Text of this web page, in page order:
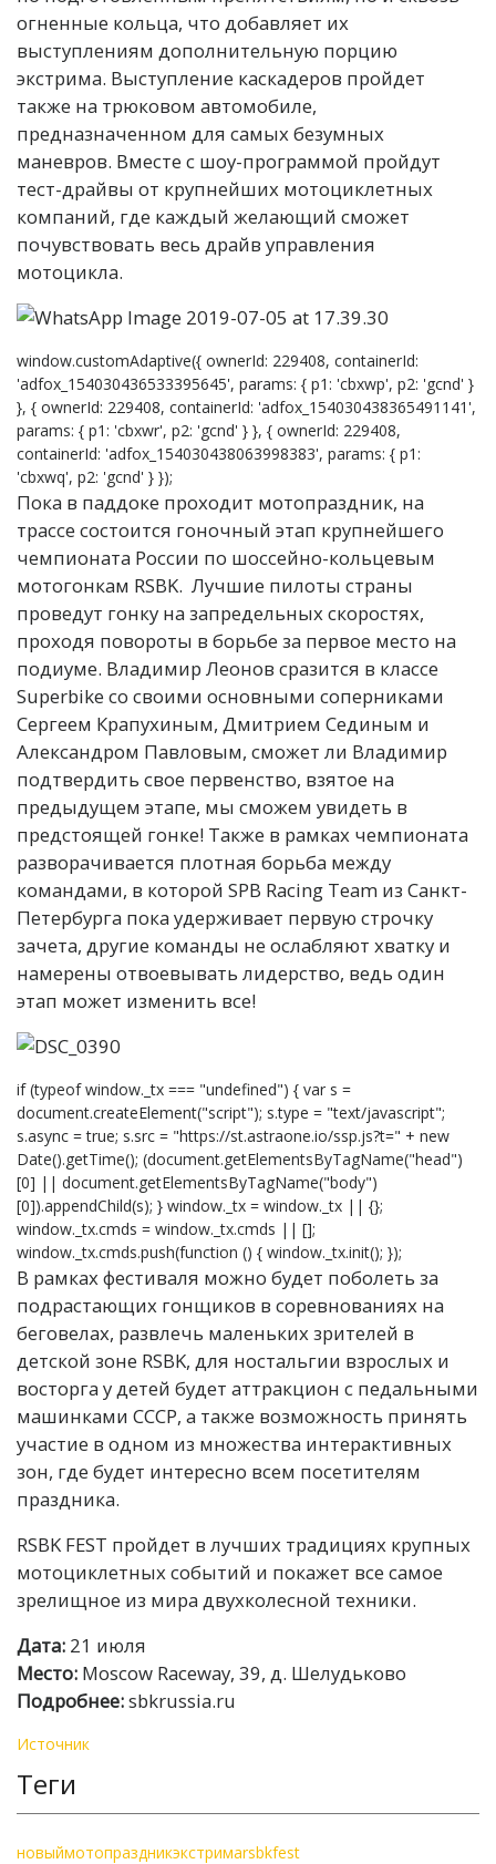
огненные кольца, что добавляет их
выступлениям дополнительную порцию
экстрима. Выступление каскадеров пройдет
также на трюковом автомобиле,
предназначенном для самых безумных
маневров. Вместе с шоу-программой пройдут
тест-драйвы от крупнейших мотоциклетных
компаний, где каждый желающий сможет
почувствовать весь драйв управления
мотоцикла.
window.customAdaptive({ ownerId: 229408, containerId:
'adfox_154030436533395645', params: { p1: 'cbxwp', p2: 'gcnd' }
}, { ownerId: 229408, containerId: 'adfox_154030438365491141',
params: { p1: 'cbxwr', p2: 'gcnd' } }, { ownerId: 229408,
containerId: 'adfox_154030438063998383', params: { p1:
'cbxwq', p2: 'gcnd' } });
Пока в паддоке проходит мотопраздник, на
трассе состоится гоночный этап крупнейшего
чемпионата России по шоссейно-кольцевым
мотогонкам RSBK. Лучшие пилоты страны
проведут гонку на запредельных скоростях,
проходя повороты в борьбе за первое место на
подиуме. Владимир Леонов сразится в классе
Superbike со своими основными соперниками
Сергеем Крапухиным, Дмитрием Сединым и
Александром Павловым, сможет ли Владимир
подтвердить свое первенство, взятое на
предыдущем этапе, мы сможем увидеть в
предстоящей гонке! Также в рамках чемпионата
разворачивается плотная борьба между
командами, в которой SPB Racing Team из Санкт-
Петербурга пока удерживает первую строчку
зачета, другие команды не ослабляют хватку и
намерены отвоевывать лидерство, ведь один
этап может изменить все!
if (typeof window._tx === "undefined") { var s =
document.createElement("script"); s.type = "text/javascript";
s.async = true; s.src = "https://st.astraone.io/ssp.js?t=" + new
Date().getTime(); (document.getElementsByTagName("head")
[0] || document.getElementsByTagName("body")
[0]).appendChild(s); } window._tx = window._tx || {};
window._tx.cmds = window._tx.cmds || [];
window._tx.cmds.push(function () { window._tx.init(); });
В рамках фестиваля можно будет поболеть за
подрастающих гонщиков в соревнованиях на
беговелах, развлечь маленьких зрителей в
детской зоне RSBK, для ностальгии взрослых и
восторга у детей будет аттракцион c педальными
машинками СССР, а также возможность принять
участие в одном из множества интерактивных
зон, где будет интересно всем посетителям
праздника.
RSBK FEST пройдет в лучших традициях крупных
мотоциклетных событий и покажет все самое
зрелищное из мира двухколесной техники.
Дата: 21 июля
Место: Moscow Raceway, 39, д. Шелудьково
Подробнее:sbkrussia.ru
Источник
Теги
новыймотопраздникэкстримаrsbkfest